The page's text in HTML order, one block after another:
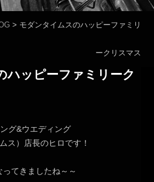
> モダンタイムスのハッピーファミリ
ークリスマス
ハッピーファミリーク
グ&ウエディング
ス）店長のヒロです！
てきましたね～～